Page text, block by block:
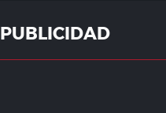
PUBLICIDAD